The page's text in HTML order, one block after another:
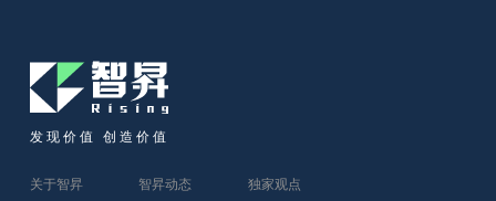
发现价值 创造价值
关于智昇 智昇动态 独家观点